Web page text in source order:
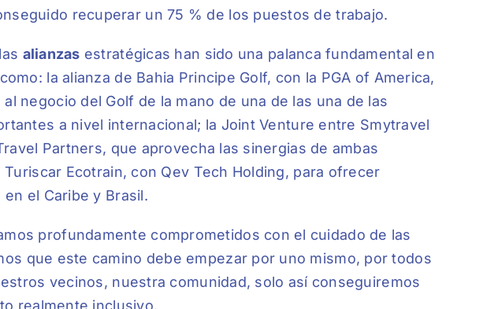
recuperar un 75 % de los puestos de trabajo.
alianzas estratégicas han sido una palanca fundamental en
la alianza de Bahia Principe Golf, con la PGA of America,
negocio del Golf de la mano de una de las una de las
a nivel internacional; la Joint Venture entre Smytravel
Partners, que aprovecha las sinergias de ambas
Ecotrain, con Qev Tech Holding, para ofrecer
el Caribe y Brasil.
profundamente comprometidos con el cuidado de las
que este camino debe empezar por uno mismo, por todos
vecinos, nuestra comunidad, solo así conseguiremos
realmente inclusivo.